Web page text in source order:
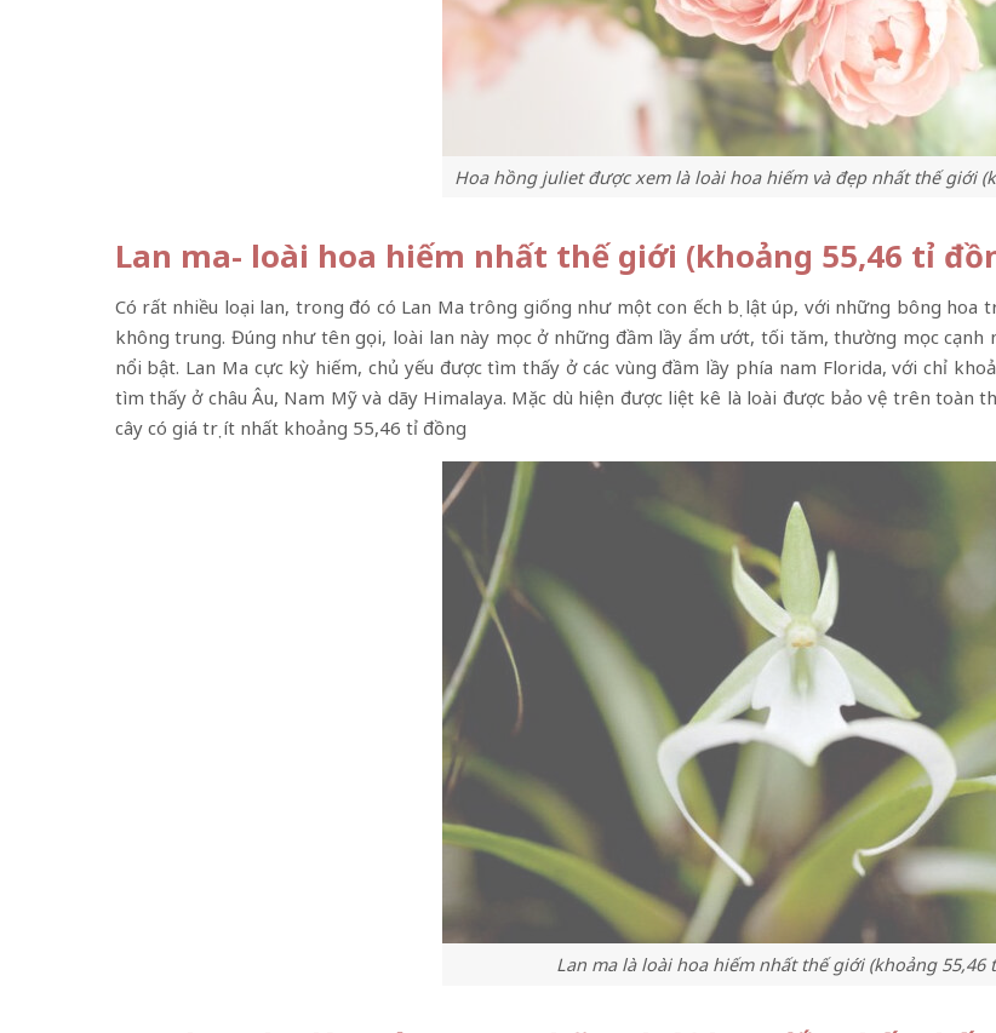
Hoa hồng juliet được xem là loài hoa hiếm và đẹp nhất thế giới
Lan ma- loài hoa hiếm nhất thế giới (khoảng 55,46 tỉ
Có rất nhiều loại lan, trong đó có Lan Ma trông giống như một con ếch bị lật úp, với những bông
không trung. Đúng như tên gọi, loài lan này mọc ở những đầm lầy ẩm ướt, tối tăm, thường mọc cạnh
nổi bật. Lan Ma cực kỳ hiếm, chủ yếu được tìm thấy ở các vùng đầm lầy phía nam Florida, với chỉ
tìm thấy ở châu Âu, Nam Mỹ và dãy Himalaya. Mặc dù hiện được liệt kê là loài được bảo vệ trên toàn
cây có giá trị ít nhất khoảng 55,46 tỉ đồng
Lan ma là loài hoa hiếm nhất thế giới (khoảng 55,46